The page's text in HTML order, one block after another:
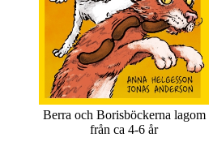
Berra och Borisböckerna lagom
från ca 4-6 år